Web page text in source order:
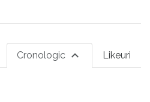
Likeuri
Cronologic